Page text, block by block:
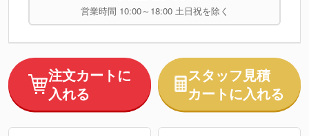
営業時間 10:00～18:00 土日祝を除く
注文カートに
入れる
スタッフ見積
カートに入れる